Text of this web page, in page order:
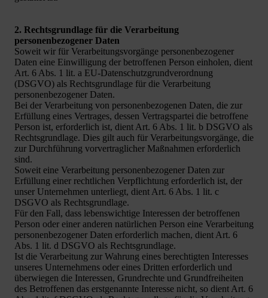
2. Rechtsgrundlage für die Verarbeitung
personenbezogener Daten
Soweit wir für Verarbeitungsvorgänge personenbezogener
Daten eine Einwilligung der betroffenen Person einholen, dient
Art. 6 Abs. 1 lit. a EU-Datenschutzgrundverordnung
(DSGVO) als Rechtsgrundlage für die Verarbeitung
personenbezogener Daten.
Bei der Verarbeitung von personenbezogenen Daten, die zur
Erfüllung eines Vertrages, dessen Vertragspartei die betroffene
Person ist, erforderlich ist, dient Art. 6 Abs. 1 lit. b DSGVO als
Rechtsgrundlage. Dies gilt auch für Verarbeitungsvorgänge, die
zur Durchführung vorvertraglicher Maßnahmen erforderlich
sind.
Soweit eine Verarbeitung personenbezogener Daten zur
Erfüllung einer rechtlichen Verpflichtung erforderlich ist, der
unser Unternehmen unterliegt, dient Art. 6 Abs. 1 lit. c
DSGVO als Rechtsgrundlage.
Für den Fall, dass lebenswichtige Interessen der betroffenen
Person oder einer anderen natürlichen Person eine Verarbeitung
personenbezogener Daten erforderlich machen, dient Art. 6
Abs. 1 lit. d DSGVO als Rechtsgrundlage.
Ist die Verarbeitung zur Wahrung eines berechtigten Interesses
unseres Unternehmens oder eines Dritten erforderlich und
überwiegen die Interessen, Grundrechte und Grundfreiheiten
des Betroffenen das erstgenannte Interesse nicht, so dient Art. 6